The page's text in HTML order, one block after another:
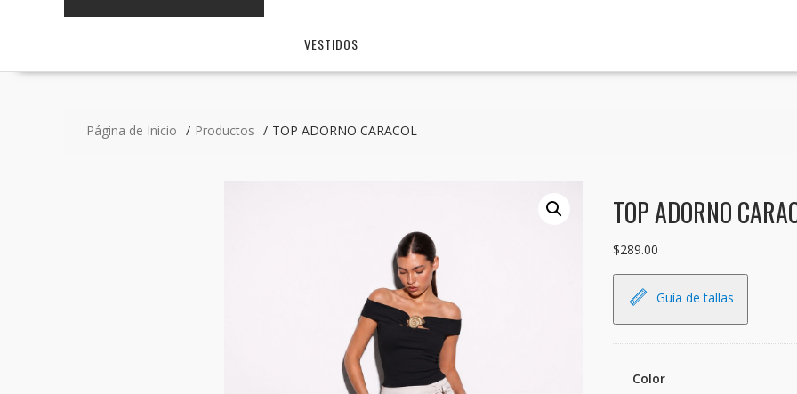
VESTIDOS
Página de Inicio Productos TOP ADORNO CARACOL
TOP ADORNO
$289.00
Guía de tallas
Color